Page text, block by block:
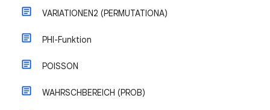
VARIATIONEN2 (PERMUTATIONA)
PHI-Funktion
POISSON
WAHRSCHBEREICH (PROB)